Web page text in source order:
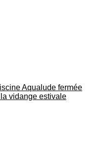
Aqualude fermée
vidange estivale